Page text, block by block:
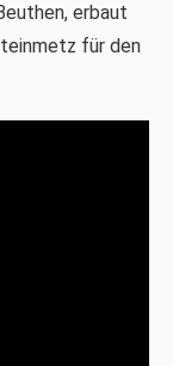
erbaut
für den